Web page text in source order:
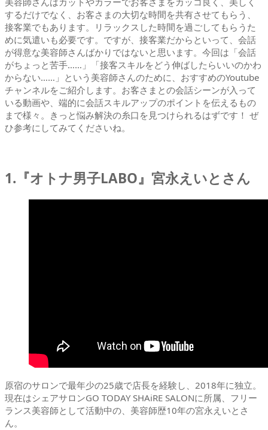
するだけでなく、お客さまの大切な時間を共有させてもらう、
接客業でもあります。リラックスした時間を過ごしてもらうた
めに気遣いも必要です。ですが、接客業だからといって、会話
が得意な美容師さんばかりではないと思います。今回は「会話
がちょっと苦手……」「接客スキルをどう伸ばしたらいいのかわ
からない……」という美容師さんのために、おすすめのYoutube
チャンネルをご紹介します。お客さまとの会話シーンが入って
いる動画や、端的に会話スキルアップのポイントを伝えるもの
まで様々。きっと悩み解決の糸口を見つけられるはずです！ ぜ
ひ参考にしてみてくださいね。
1.『オトナ男子LABO』宮永えいとさん
原宿のサロンで最年少の25歳で店長を経験し、2018年に独立。
現在はシェアサロンGO TODAY SHAiRE SALONに所属、フリー
ランス美容師として活動中の、美容師歴10年の宮永えいとさ
ん。